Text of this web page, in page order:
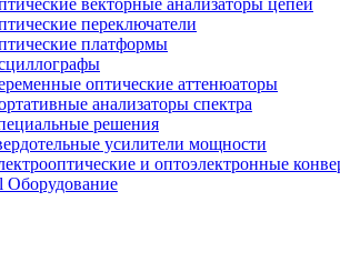
векторные анализаторы цепей
переключатели
платформы
оптические аттенюаторы
анализаторы спектра
решения
усилители мощности
и оптоэлектронные
Оборудование